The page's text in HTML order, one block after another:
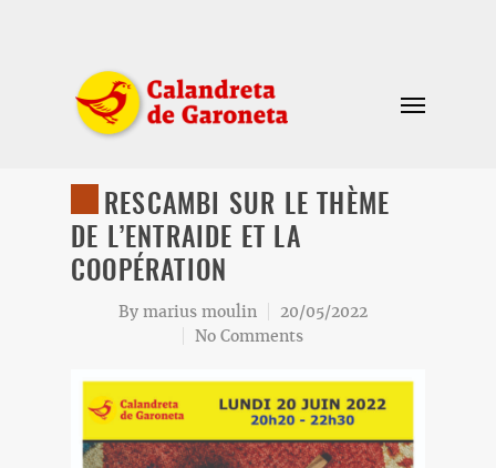
RESCAMBI SUR LE THÈME
DE L’ENTRAIDE ET LA
COOPÉRATION
By marius moulin
20/05/2022
No Comments